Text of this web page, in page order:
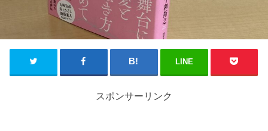
LINE
スポンサーリンク